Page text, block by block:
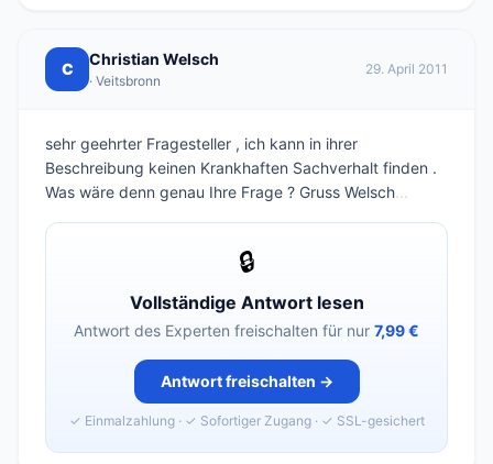
C
Christian Welsch
· Veitsbronn
29. April 2011
sehr geehrter Fragesteller , ich kann in ihrer
Beschreibung keinen Krankhaften Sachverhalt finden .
Was wäre denn genau Ihre Frage ? Gruss Welsch...
🔒
Vollständige Antwort lesen
Antwort des Experten freischalten für nur 7,99 €
Antwort freischalten →
✓ Einmalzahlung · ✓ Sofortiger Zugang · ✓ SSL-gesichert